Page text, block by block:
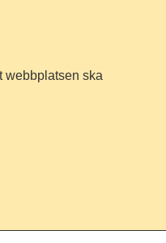
webbplatsen ska